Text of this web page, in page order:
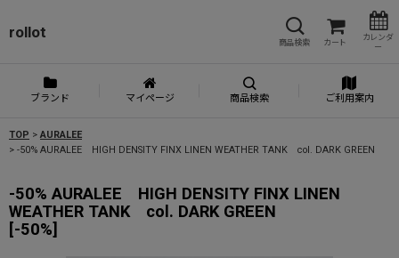
rollot
商品検索 カート
カレンダ
ー
ブランド マイページ 商品検索 ご利用案内
TOP > AURALEE
> -50% AURALEE HIGH DENSITY FINX LINEN WEATHER TANK col. DARK GREEN
-50% AURALEE HIGH DENSITY FINX LINEN
WEATHER TANK col. DARK GREEN
[-50%]